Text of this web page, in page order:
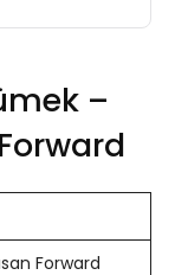
–
Forward